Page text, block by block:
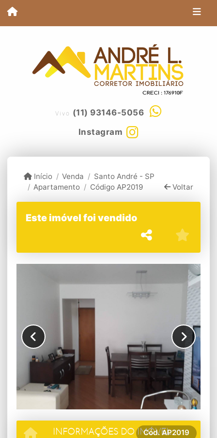
Vivo (11) 93146-5056
Instagram
Início Venda
Santo André - SP
Apartamento
Código AP2019 Voltar
Este imóvel foi vendido
INFORMAÇÕES DO IMÓVEL
Cód. AP2019